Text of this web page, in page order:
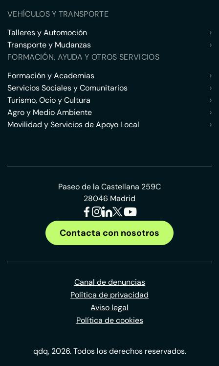
VEHÍCULOS Y TRANSPORTE
Talleres y Automoción
›
Transporte y Mudanzas
›
FORMACIÓN, AYUDA Y OTROS SERVICIOS
Formación y Academias
›
Servicios Sociales y Comunitarios
›
Turismo, Ocio y Cultura
›
Agro y Medio Ambiente
›
Movilidad y Servicios de Apoyo Local
›
Paseo de la Castellana 259C
28046 Madrid
Contacta con nosotros
Canal de denuncias
Política de privacidad
Aviso legal
Política de cookies
qdq, 2026. Todos los derechos reservados.